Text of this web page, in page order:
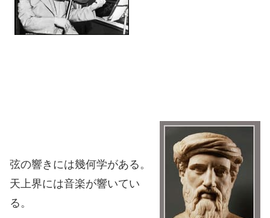
弦の響きには幾何学がある。
天上界には音楽が響いてい
る。